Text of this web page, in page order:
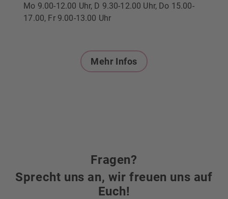
Mo 9.00-12.00 Uhr, D 9.30-12.00 Uhr, Do 15.00-
17.00, Fr 9.00-13.00 Uhr
Mehr Infos
Fragen?
Sprecht uns an, wir freuen uns auf
Euch!